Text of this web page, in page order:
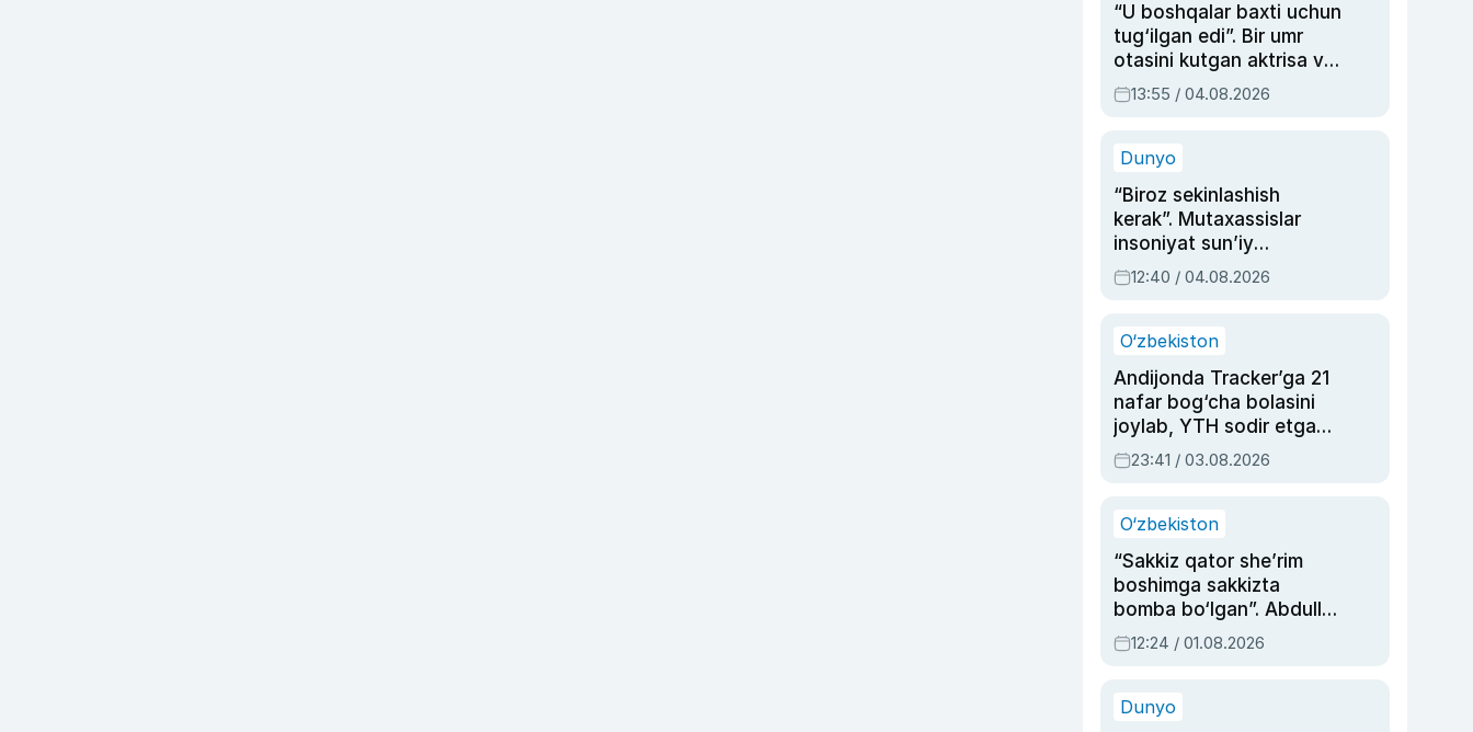
“U boshqalar baxti uchun
tug‘ilgan edi”. Bir umr
otasini kutgan aktrisa va
dublyaj ustasi Rimma
Ahmedovaning
13:55 / 04.08.2026
Dunyo
“Biroz sekinlashish
kerak”. Mutaxassislar
insoniyat sun’iy
intellektni boshqara
olmay qolishidan xavotir
12:40 / 04.08.2026
O‘zbekiston
Andijonda Tracker’ga 21
nafar bog‘cha bolasini
joylab, YTH sodir etgan
ayolga sud hukmi o‘qildi
23:41 / 03.08.2026
O‘zbekiston
“Sakkiz qator she’rim
boshimga sakkizta
bomba bo‘lgan”. Abdulla
Oripovni siyosiy
ayblovlardan asrab
12:24 / 01.08.2026
Dunyo